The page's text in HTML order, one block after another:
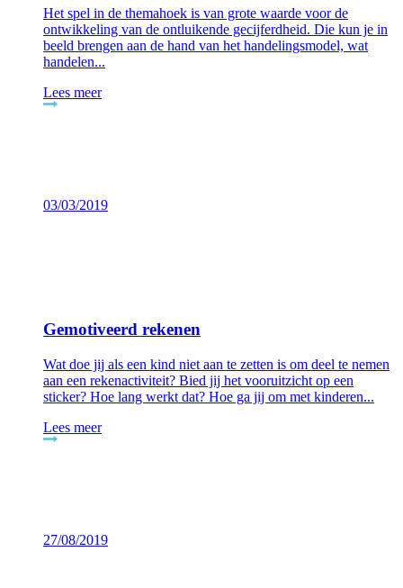
Het spel in de themahoek is van grote waarde voor de
ontwikkeling van de ontluikende gecijferdheid. Die kun je in
beeld brengen aan de hand van het handelingsmodel, wat
handelen...
Lees meer
03/03/2019
Gemotiveerd rekenen
Wat doe jij als een kind niet aan te zetten is om deel te nemen
aan een rekenactiviteit? Bied jij het vooruitzicht op een
sticker? Hoe lang werkt dat? Hoe ga jij om met kinderen...
Lees meer
27/08/2019